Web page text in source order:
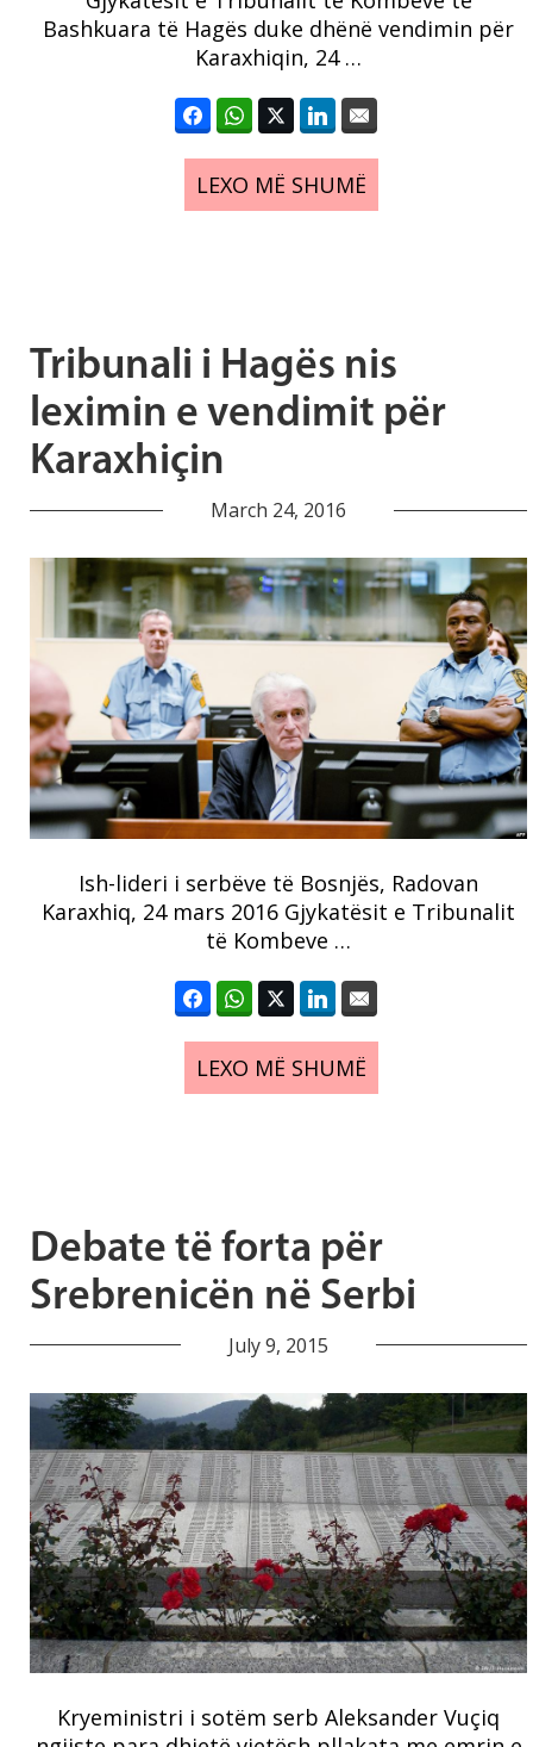
Bashkuara të Hagës duke dhënë vendimin për
Karaxhiqin, 24 …
LEXO MË SHUMË
Tribunali i Hagës nis
leximin e vendimit për
Karaxhiçin
March 24, 2016
Ish-lideri i serbëve të Bosnjës, Radovan
Karaxhiq, 24 mars 2016 Gjykatësit e Tribunalit
të Kombeve …
LEXO MË SHUMË
Debate të forta për
Srebrenicën në Serbi
July 9, 2015
Kryeministri i sotëm serb Aleksander Vuçiq